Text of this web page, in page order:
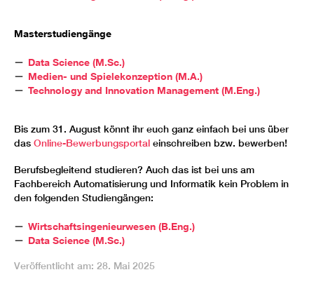
Masterstudiengänge
Data Science (M.Sc.)
Medien- und Spielekonzeption (M.A.)
Technology and Innovation Management (M.Eng.)
Bis zum 31. August könnt ihr euch ganz einfach bei uns über
das Online-Bewerbungsportal einschreiben bzw. bewerben!
Berufsbegleitend studieren? Auch das ist bei uns am
Fachbereich Automatisierung und Informatik kein Problem in
den folgenden Studiengängen:
Wirtschaftsingenieurwesen (B.Eng.)
Data Science (M.Sc.)
Veröffentlicht am: 28. Mai 2025